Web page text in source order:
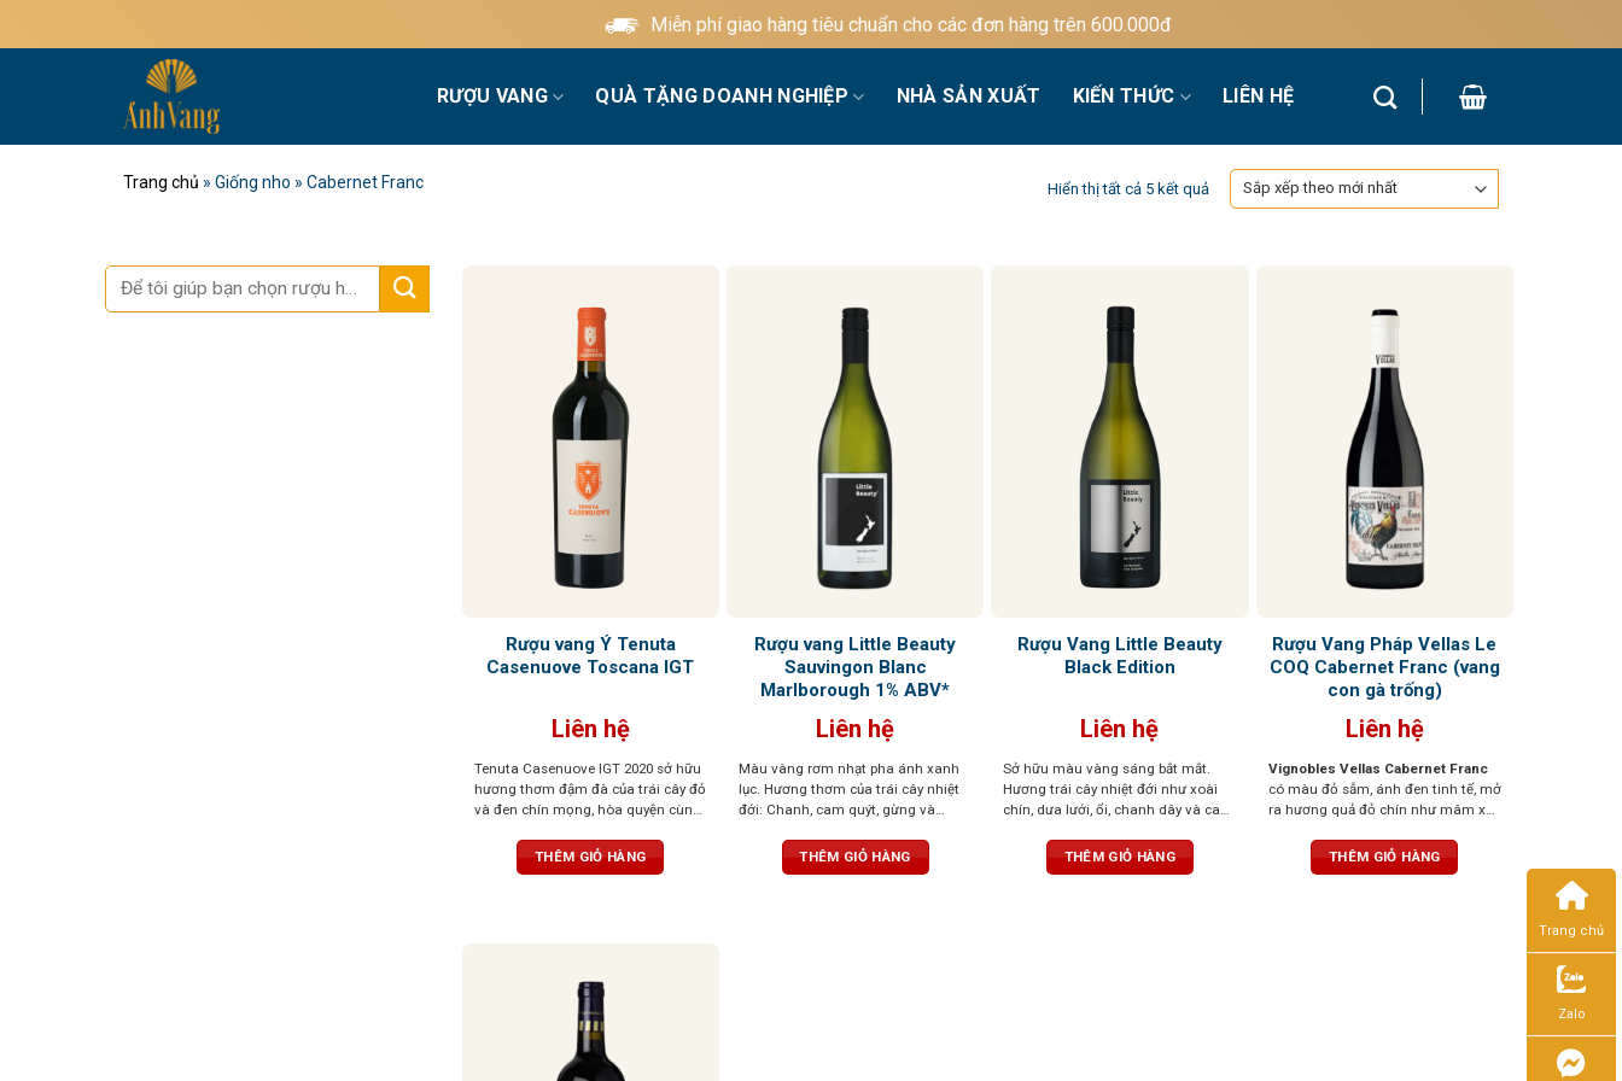
qua
Miễn phí giao hàng tiêu chuẩn cho các đơn hàng trên 600.000đ
RƯỢU VANG QUÀ TẶNG DOANH NGHIỆP NHÀ SẢN XUẤT KIẾN THỨC LIÊN HỆ
Trang chủ » Giống nho » Cabernet Franc Hiển thị tất cả 5 kết quảĐã
sắp
Tìm
kiếm:
Rượu vang Ý Tenuta
Casenuove Toscana IGT
Liên hệ
Tenuta Casenuove IGT 2020 sở hữu
hương thơm đậm đà của trái cây đỏ
và đen chín mọng, hòa quyện cùng
vị cao quý. Vị rượu đậm, tannin
mượt mà và cân bằng, để lại hậu vị
THÊM GIỎ HÀNG
Rượu vang Little Beauty
Sauvingon Blanc
Marlborough 1% ABV*
Liên hệ
Màu vàng rơm nhạt pha ánh xanh
lục. Hương thơm của trái cây nhiệt
đới: Chanh, cam quýt, gừng và
chua nhưng không gắt, thanh lịch
và êm dịu
THÊM GIỎ HÀNG
Rượu Vang Little Beauty
Black Edition
Liên hệ
Sở hữu màu vàng sáng bắt mắt.
Hương trái cây nhiệt đới như xoài
chín, dưa lưới, ổi, chanh dây và cam
hương và gia vị. Vị vang đậm đà và
mọng nước, dư vị dài lâu với cam
THÊM GIỎ HÀNG
Rượu Vang Pháp Vellas Le
COQ Cabernet Franc (vang
con gà trống)
Liên hệ
Vignobles Vellas Cabernet Franc
có màu đỏ sẫm, ánh đen tinh tế, mở
ra hương quả đỏ chín như mâm xôi,
xanh và chút thảo mộc. Vị vang
thanh lịch, tannin mịn, dễ uống
THÊM GIỎ HÀNG
Trang chủ
Zalo